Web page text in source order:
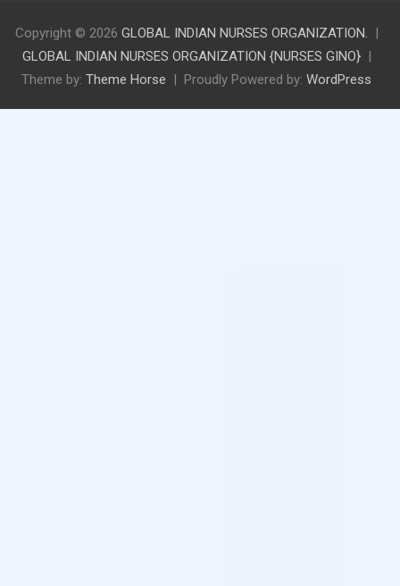
Copyright © 2026 GLOBAL INDIAN NURSES ORGANIZATION.
GLOBAL INDIAN NURSES ORGANIZATION {NURSES GINO}
Theme by: Theme Horse Proudly Powered by: WordPress